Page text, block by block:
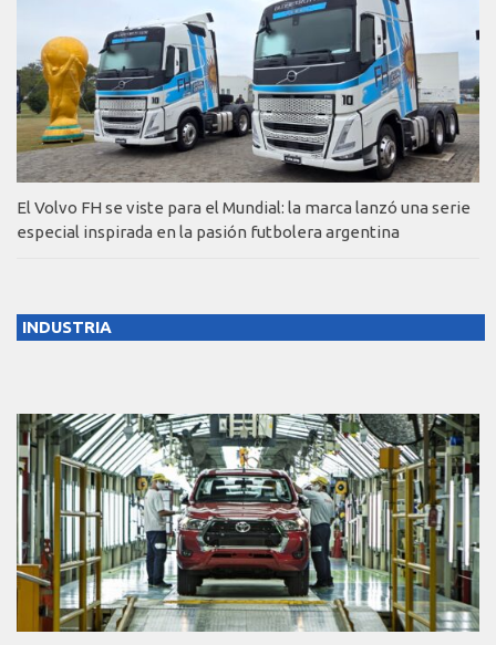
El Volvo FH se viste para el Mundial: la marca lanzó una serie
especial inspirada en la pasión futbolera argentina
INDUSTRIA